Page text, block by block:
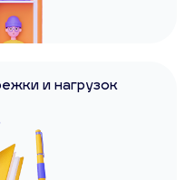
и нагрузок